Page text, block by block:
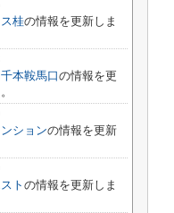
桂の情報を更新しま
本鞍馬口の情報を更
ションの情報を更新
トの情報を更新しま